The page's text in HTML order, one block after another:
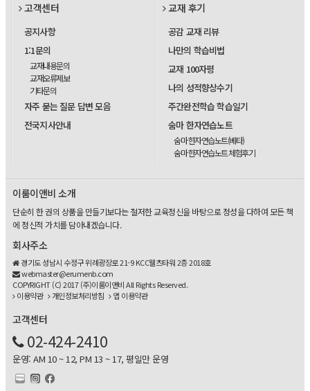
고객센터
공지사항
1:1문의
교재내용문의
교재오류제보
기타문의
자주 묻는 질문 답변 모음
전국지사안내
교재 후기
공감 교재 리뷰
나만의 학습비법
교재 100자평
나의 성적향상수기
주간완전학습 학습일기
숨마 한자연습노트
숨마 한자연습노트(베타)
숨마 한자연습노트 체험후기
이룸이앤비 소개
단순히 한 권의 상품을 만들기보다는 철저한 교육정신을 바탕으로 정성을 다하여 모든 책
에 정신적 가치를 담아내겠습니다.
회사주소
경기도 성남시 수정구 위례광장로 21-9 KCC웰츠타워 2층 2018호
webmaster@erumenb.com
COPYRIGHT (C) 2017 (주)이룸이앤비 All Rights Reserved.
이용약관
개인정보처리방침 앱 이용약관
고객센터
02-424-2410
운영: AM 10 ~ 12, PM 13 ~ 17, 평일만 운영